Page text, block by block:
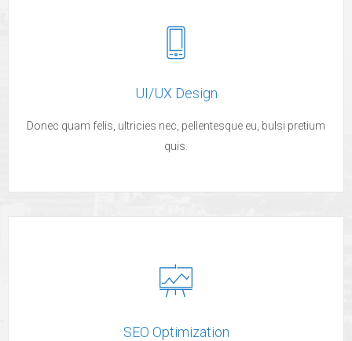
UI/UX Design
Donec quam felis, ultricies nec, pellentesque eu, bulsi pretium
quis.
SEO Optimization